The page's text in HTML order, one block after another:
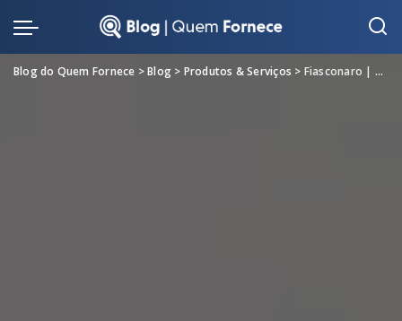
Blog do Quem Fornece >Blog > Produtos & Serviços > Fiasconaro | Panetones Dolce & Gabbana